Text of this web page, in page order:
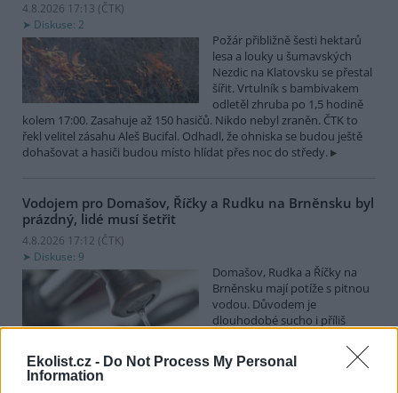
Ekolist.cz - Do Not Process My Personal
Information
4.8.2026 17:13 (ČTK)
Diskuse: 2
Požár přibližně šesti hektarů
lesa a louky u šumavských
Nezdic na Klatovsku se přestal
šířit. Vrtulník s bambivakem
odletěl zhruba po 1,5 hodině
kolem 17:00. Zasahuje až 150 hasičů. Nikdo nebyl zraněn. ČTK to
řekl velitel zásahu Aleš Bucifal. Odhadl, že ohniska se budou ještě
dohašovat a hasiči budou místo hlídat přes noc do středy.
Vodojem pro Domašov, Říčky a Rudku na Brněnsku byl
prázdný, lidé musí šetřit
4.8.2026 17:12 (ČTK)
Diskuse: 9
Domašov, Rudka a Říčky na
Brněnsku mají potíže s pitnou
vodou. Důvodem je
dlouhodobé sucho i příliš
Dobrovolný svazek obcí (DSO) Domašovsko, který vodovod
provozuje, před týdnem vyzval k šetření vodou, spotřeba stoupla,
a lidé tak v pondělí vodojem zcela vyčerpali. Na problém dnes